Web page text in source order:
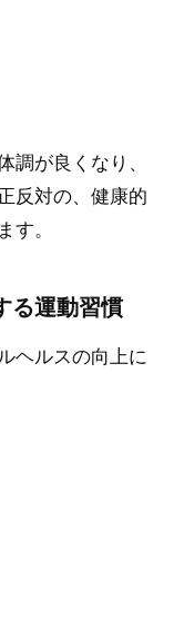
調が良くなり、
反対の、健康的
す。
る運動習慣
ヘルスの向上に